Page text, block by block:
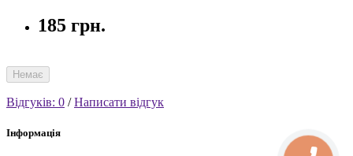
185 грн.
Немає
Відгуків: 0 /Написати відгук
Інформація